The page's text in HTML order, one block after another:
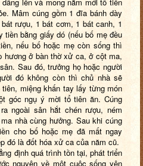
lên và mong năm mới tổ tiên
Mâm cúng gồm 1 đĩa bánh dày
rượu, 1 bát cơm, 1 bát canh, 1
bằng giấy dó (nếu bố mẹ đều
nếu bố hoặc mẹ còn sống thì
hương ở bàn thờ xử ca, ở cột ma,
Sau đó, trưởng họ hoặc người
đó không còn thì chủ nhà sẽ
miệng khấn tay lấy từng món
góc ngụ ý mời tổ tiên ăn. Cúng
ngoài sân hắt chén rượu, ném
nhà cùng hưởng. Sau khi cúng
cho bố hoặc mẹ đã mất ngay
đó là đốt hóa xử ca của năm cũ.
định quá trình tồn tại, phát triển
nguyện về một cuộc sống yên